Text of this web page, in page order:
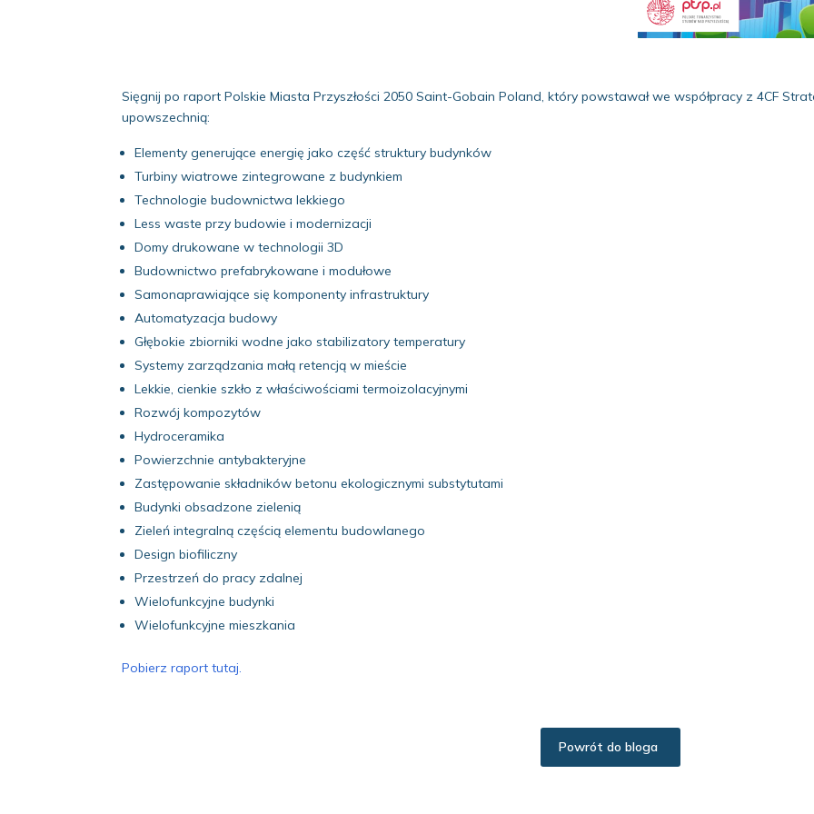
Sięgnij po raport Polskie Miasta Przyszłości 2050 Saint-Gobain Poland, który powstawał we współpracy z 4CF
upowszechnią:
Elementy generujące energię jako część struktury budynków
Turbiny wiatrowe zintegrowane z budynkiem
Technologie budownictwa lekkiego
Less waste przy budowie i modernizacji
Domy drukowane w technologii 3D
Budownictwo prefabrykowane i modułowe
Samonaprawiające się komponenty infrastruktury
Automatyzacja budowy
Głębokie zbiorniki wodne jako stabilizatory temperatury
Systemy zarządzania małą retencją w mieście
Lekkie, cienkie szkło z właściwościami termoizolacyjnymi
Rozwój kompozytów
Hydroceramika
Powierzchnie antybakteryjne
Zastępowanie składników betonu ekologicznymi substytutami
Budynki obsadzone zielenią
Zieleń integralną częścią elementu budowlanego
Design biofiliczny
Przestrzeń do pracy zdalnej
Wielofunkcyjne budynki
Wielofunkcyjne mieszkania
Pobierz raport tutaj.
Powrót do bloga